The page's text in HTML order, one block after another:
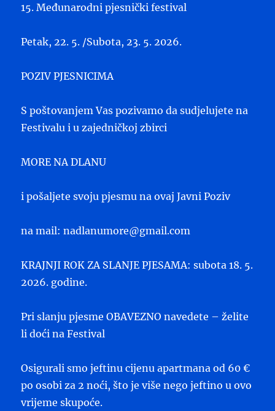
15. Međunarodni pjesnički festival
Petak, 22. 5. /Subota, 23. 5. 2026.
POZIV PJESNICIMA
S poštovanjem Vas pozivamo da sudjelujete na
Festivalu i u zajedničkoj zbirci
MORE NA DLANU
i pošaljete svoju pjesmu na ovaj Javni Poziv
na mail: nadlanumore@gmail.com
KRAJNJI ROK ZA SLANJE PJESAMA: subota 18. 5.
2026. godine.
Pri slanju pjesme OBAVEZNO navedete – želite
li doći na Festival
Osigurali smo jeftinu cijenu apartmana od 60 €
po osobi za 2 noći, što je više nego jeftino u ovo
vrijeme skupoće.